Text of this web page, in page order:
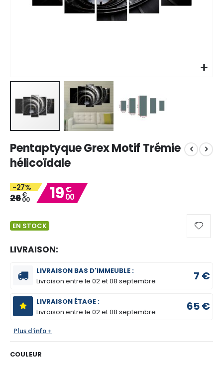
to
the
beginning
the
images
Pentaptyque Grex Motif Trémie
hélicoïdale
-27%
26€
00 19€
00
EN STOCK
LIVRAISON:
LIVRAISON BAS D'IMMEUBLE :
Livraison entre le02 et 08 septembre 7 €
LIVRAISON ÉTAGE :
Livraison entre le02 et 08 septembre 65 €
Plus d'info +
COULEUR